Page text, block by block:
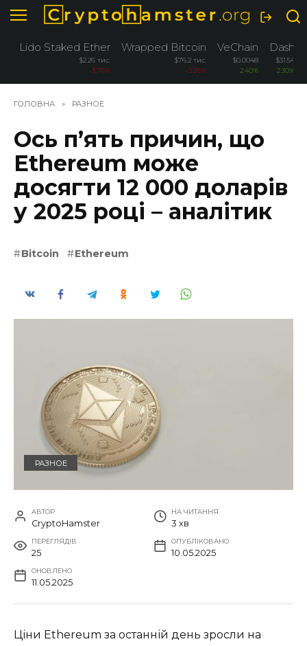
Перейти
до
вмісту
Lido Staked Ether
$2.26 тис.
-3.76%
Wrapped Bitcoin
$76.2 тис.
-3.26%
VeChain
$0.0048
2.40%
Dash
$31.54
2.30%
ГОЛОВНА » РАЗНОЕ
Ось п’ять причин, що
Ethereum може
досягти 12 000 доларів
у 2025 році – аналітик
Bitcoin Ethereum
РАЗНОЕ
АВТОР
CryptoHamster
НА ЧИТАННЯ
3 хв
ПЕРЕГЛЯДІВ
25
ОПУБЛІКОВАНО
10.05.2025
ОНОВЛЕНО
11.05.2025
Ціни Ethereum за останній день зросли на